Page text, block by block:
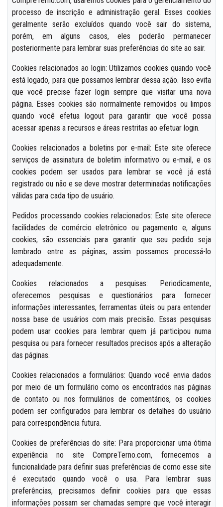
processo de inscrição e administração geral. Esses cookies
geralmente serão excluídos quando você sair do sistema,
porém, em alguns casos, eles poderão permanecer
posteriormente para lembrar suas preferências do site ao sair.
Cookies relacionados ao login: Utilizamos cookies quando você
está logado, para que possamos lembrar dessa ação. Isso evita
que você precise fazer login sempre que visitar uma nova
página. Esses cookies são normalmente removidos ou limpos
quando você efetua logout para garantir que você possa
acessar apenas a recursos e áreas restritas ao efetuar login.
Cookies relacionados a boletins por e-mail: Este site oferece
serviços de assinatura de boletim informativo ou e-mail, e os
cookies podem ser usados para lembrar se você já está
registrado ou não e se deve mostrar determinadas notificações
válidas para cada tipo de usuário.
Pedidos processando cookies relacionados: Este site oferece
facilidades de comércio eletrônico ou pagamento e, alguns
cookies, são essenciais para garantir que seu pedido seja
lembrado entre as páginas, assim possamos processá-lo
adequadamente.
Cookies relacionados a pesquisas: Periodicamente,
oferecemos pesquisas e questionários para fornecer
informações interessantes, ferramentas úteis ou para entender
nossa base de usuários com mais precisão. Essas pesquisas
podem usar cookies para lembrar quem já participou numa
pesquisa ou para fornecer resultados precisos após a alteração
das páginas.
Cookies relacionados a formulários: Quando você envia dados
por meio de um formulário como os encontrados nas páginas
de contato ou nos formulários de comentários, os cookies
podem ser configurados para lembrar os detalhes do usuário
para correspondência futura.
Cookies de preferências do site: Para proporcionar uma ótima
experiência no site CompreTerno.com, fornecemos a
funcionalidade para definir suas preferências de como esse site
é executado quando você o usa. Para lembrar suas
preferências, precisamos definir cookies para que essas
informações possam ser chamadas sempre que você interagir